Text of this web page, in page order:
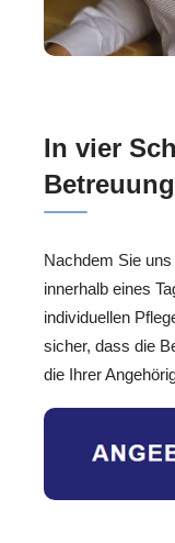
In vier
Nachdem Sie
innerhalb eines
individuellen
sicher, dass die
die Ihrer